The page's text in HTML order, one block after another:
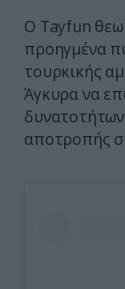
Ο Tayfun
προηγμένα
τουρκικής
Άγκυρα να
αποτροπής